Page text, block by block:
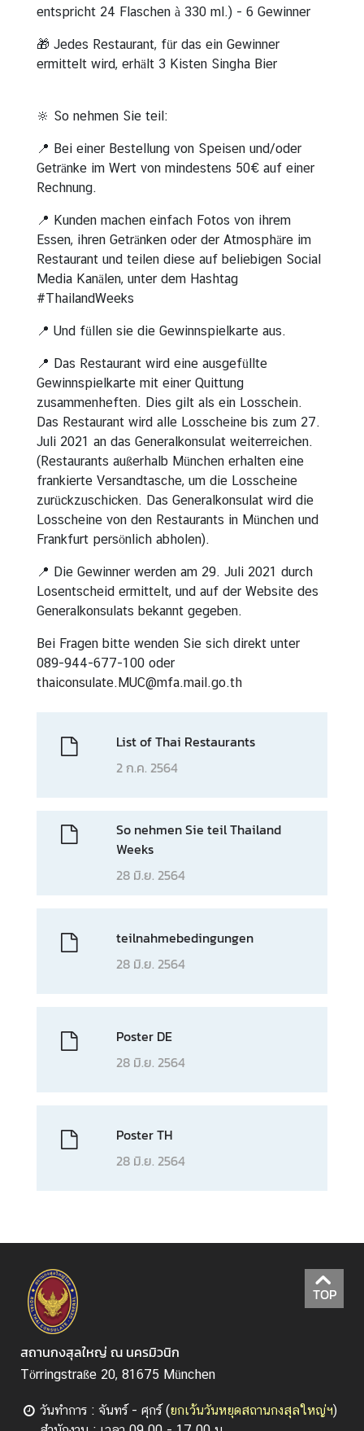
entspricht 24 Flaschen à 330 ml.) - 6 Gewinner
🎁 Jedes Restaurant, für das ein Gewinner
ermittelt wird, erhält 3 Kisten Singha Bier
🔆 So nehmen Sie teil:
📍 Bei einer Bestellung von Speisen und/oder
Getränke im Wert von mindestens 50€ auf einer
Rechnung.
📍 Kunden machen einfach Fotos von ihrem
Essen, ihren Getränken oder der Atmosphäre im
Restaurant und teilen diese auf beliebigen Social
Media Kanälen, unter dem Hashtag
#ThailandWeeks
📍 Und füllen sie die Gewinnspielkarte aus.
📍 Das Restaurant wird eine ausgefüllte
Gewinnspielkarte mit einer Quittung
zusammenheften. Dies gilt als ein Losschein.
Das Restaurant wird alle Losscheine bis zum 27.
Juli 2021 an das Generalkonsulat weiterreichen.
(Restaurants außerhalb München erhalten eine
frankierte Versandtasche, um die Losscheine
zurückzuschicken. Das Generalkonsulat wird die
Losscheine von den Restaurants in München und
Frankfurt persönlich abholen).
📍 Die Gewinner werden am 29. Juli 2021 durch
Losentscheid ermittelt, und auf der Website des
Generalkonsulats bekannt gegeben.
Bei Fragen bitte wenden Sie sich direkt unter
089-944-677-100 oder
thaiconsulate.MUC@mfa.mail.go.th
List of Thai Restaurants
2 ก.ค. 2564
So nehmen Sie teil Thailand
Weeks
28 มิ.ย. 2564
teilnahmebedingungen
28 มิ.ย. 2564
Poster DE
28 มิ.ย. 2564
Poster TH
28 มิ.ย. 2564
TOP
สถานกงสุลใหญ่ ณ นครมิวนิก
Törringstraße 20, 81675 München
วันทำการ : จันทร์ - ศุกร์ (ยกเว้นวันหยุดสถานกงสุลใหญ่ฯ)